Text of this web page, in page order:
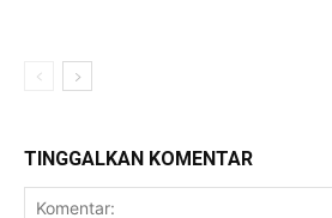
TINGGALKAN KOMENTAR